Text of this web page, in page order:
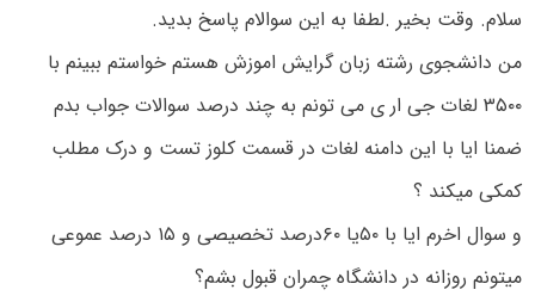
سلام. وقت بخیر .لطفا به این سوالام پاسخ بدید.
من دانشجوی رشته زبان گرایش اموزش هستم خواستم ببینم با
۳۵۰۰ لغات جی ار ی می تونم به چند درصد سوالات جواب بدم
ضمنا ایا با این دامنه لغات در قسمت کلوز تست و درک مطلب
کمکی میکند ؟
و سوال اخرم ایا با ۵۰یا ۶۰درصد تخصیصی و ۱۵ درصد عموعی
میتونم روزانه در دانشگاه چمران قبول بشم؟